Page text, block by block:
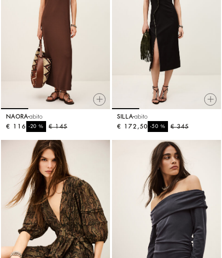
NAORA abito
€ 145
-20%
€ 116
SILLA abito
€ 345
-50%
€ 172,50